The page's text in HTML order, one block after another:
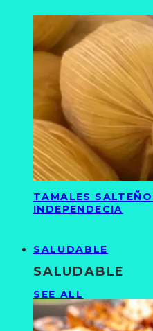
TAMALES
INDEPENDECIA
SALUDABLE
SALUDABLE
SEE ALL